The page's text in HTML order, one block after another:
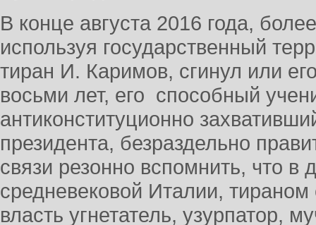
В конце августа 2016 года,
используя государственный
тиран И. Каримов, сгинул или
восьми лет, его способный
антиконституционно
президента, безраздельно
связи резонно вспомнить, что в
средневековой Италии, тираном
власть угнетатель, узурпатор,